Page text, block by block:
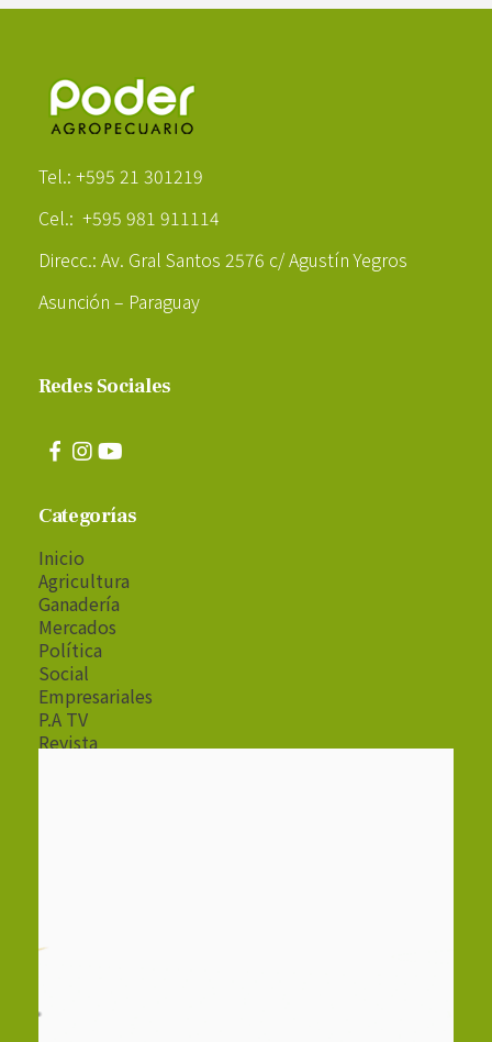
Tel.: +595 21 301219
Cel.: +595 981 911114
Direcc.: Av. Gral Santos 2576 c/ Agustín Yegros
Asunción – Paraguay
Redes Sociales
Categorías
Inicio
Agricultura
Ganadería
Mercados
Política
Social
Empresariales
P.A TV
Revista